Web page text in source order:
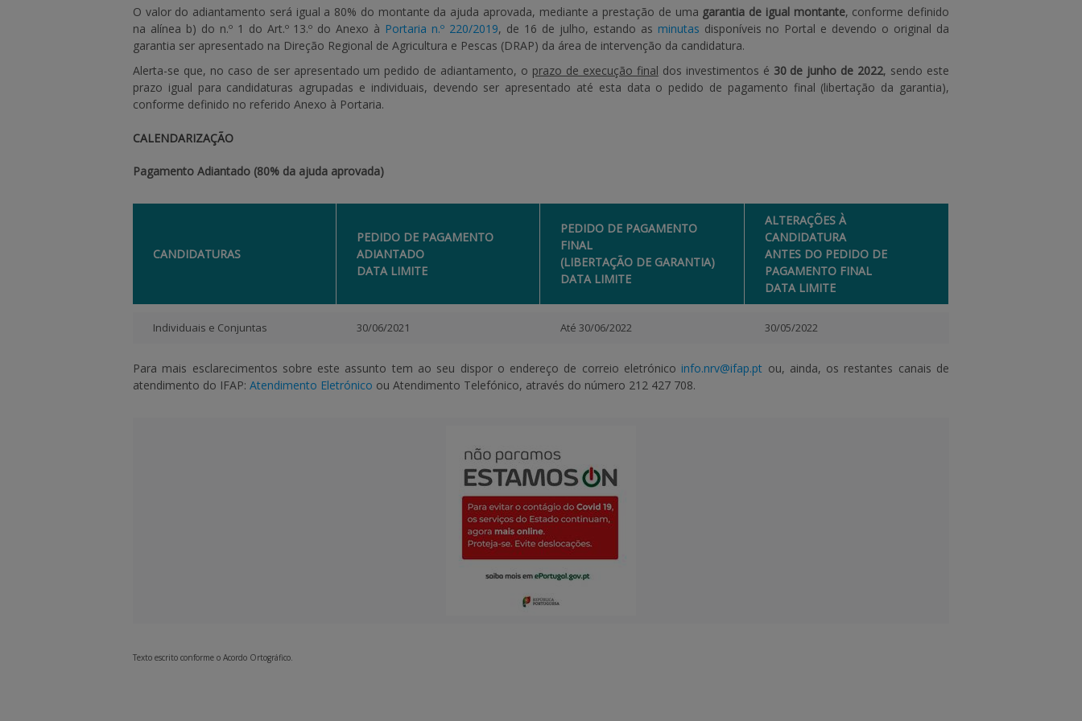
O valor do adiantamento será igual a 80% do montante da ajuda aprovada, mediante a prestação de uma garantia de igual montante, conforme definido
na alínea b) do n.º 1 do Art.º 13.º do Anexo à Portaria n.º 220/2019, de 16 de julho, estando as minutas disponíveis no Portal e devendo o original da
garantia ser apresentado na Direção Regional de Agricultura e Pescas (DRAP) da área de intervenção da candidatura.
Alerta-se que, no caso de ser apresentado um pedido de adiantamento, o prazo de execução final dos investimentos é 30 de junho de 2022, sendo este
prazo igual para candidaturas agrupadas e individuais, devendo ser apresentado até esta data o pedido de pagamento final (libertação da garantia),
conforme definido no referido Anexo à Portaria.
CALENDARIZAÇÃO
Pagamento Adiantado (80% da ajuda aprovada)
CANDIDATURAS
PEDIDO DE PAGAMENTO
ADIANTADO
DATA LIMITE
PEDIDO DE PAGAMENTO
FINAL
(LIBERTAÇÃO DE GARANTIA)
DATA LIMITE
ALTERAÇÕES À
CANDIDATURA
ANTES DO PEDIDO DE
PAGAMENTO FINAL
DATA LIMITE
Individuais e Conjuntas 30/06/2021 Até 30/06/2022 30/05/2022
Para mais esclarecimentos sobre este assunto tem ao seu dispor o endereço de correio eletrónico info.nrv@ifap.pt ou, ainda, os restantes canais de
atendimento do IFAP: Atendimento Eletrónico ou Atendimento Telefónico, através do número 212 427 708.
Texto escrito conforme o Acordo Ortográfico.